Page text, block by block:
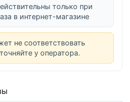
только при
в интернет-магазине
не соответствовать
у оператора.